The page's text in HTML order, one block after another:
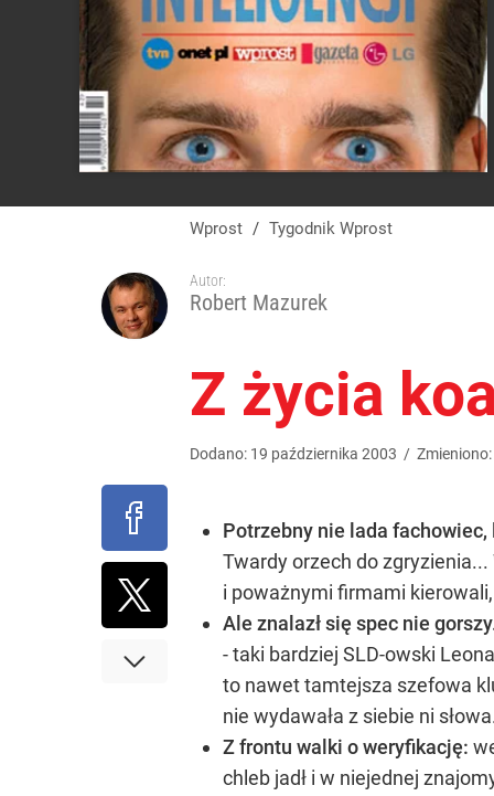
Wprost / Tygodnik Wprost
Autor:
Robert Mazurek
Z życia
Dodano: 19 października 2003 / Zmieniono:
Potrzebny nie lada fachowiec,
Twardy orzech do
i poważnymi firmami
Ale znalazł się spec nie
- taki bardziej SLD-owski
to nawet tamtejsza szefowa
nie wydawała z siebie ni
Z frontu walki o weryfikację:
chleb jadł i w niejednej